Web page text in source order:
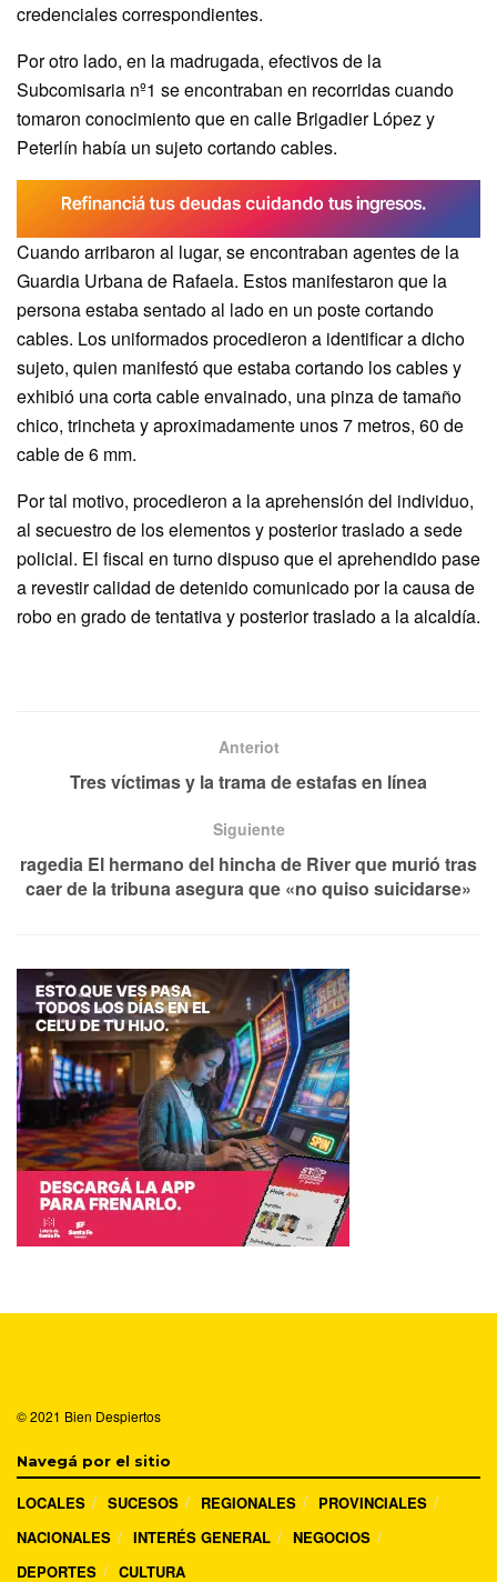
credenciales correspondientes.
Por otro lado, en la madrugada, efectivos de la
Subcomisaria nº1 se encontraban en recorridas cuando
tomaron conocimiento que en calle Brigadier López y
Peterlín había un sujeto cortando cables.
Cuando arribaron al lugar, se encontraban agentes de la
Guardia Urbana de Rafaela. Estos manifestaron que la
persona estaba sentado al lado en un poste cortando
cables. Los uniformados procedieron a identificar a dicho
sujeto, quien manifestó que estaba cortando los cables y
exhibió una corta cable envainado, una pinza de tamaño
chico, trincheta y aproximadamente unos 7 metros, 60 de
cable de 6 mm.
Por tal motivo, procedieron a la aprehensión del individuo,
al secuestro de los elementos y posterior traslado a sede
policial. El fiscal en turno dispuso que el aprehendido pase
a revestir calidad de detenido comunicado por la causa de
robo en grado de tentativa y posterior traslado a la alcaldía.
Anteriot
Tres víctimas y la trama de estafas en línea
Siguiente
ragedia El hermano del hincha de River que murió tras
caer de la tribuna asegura que «no quiso suicidarse»
© 2021 Bien Despiertos
Navegá por el sitio
LOCALES SUCESOS REGIONALES
PROVINCIALES
NACIONALES
INTERÉS GENERAL
NEGOCIOS
DEPORTES
CULTURA